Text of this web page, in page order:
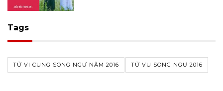
Tags
TỬ VI CUNG SONG NGƯ NĂM 2016 TỬ VU SONG NGƯ 2016